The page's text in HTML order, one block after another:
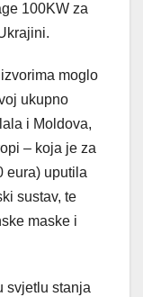
100KW za
moglo
ukupno
i Moldova,
– koja je za
eura) uputila
sustav, te
maske i
svjetlu stanja